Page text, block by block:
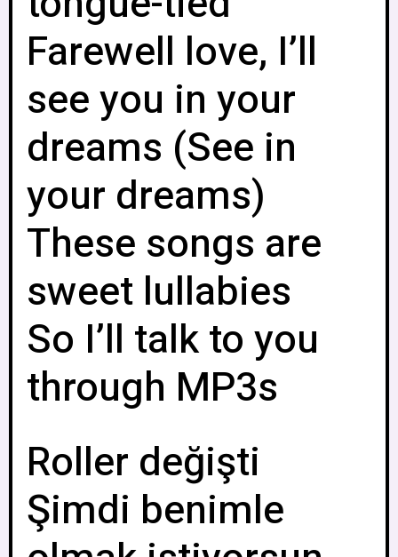
Farewell love, I’ll
see you in your
dreams (See in
your dreams)
These songs are
sweet lullabies
So I’ll talk to you
through MP3s
Roller değişti
Şimdi benimle